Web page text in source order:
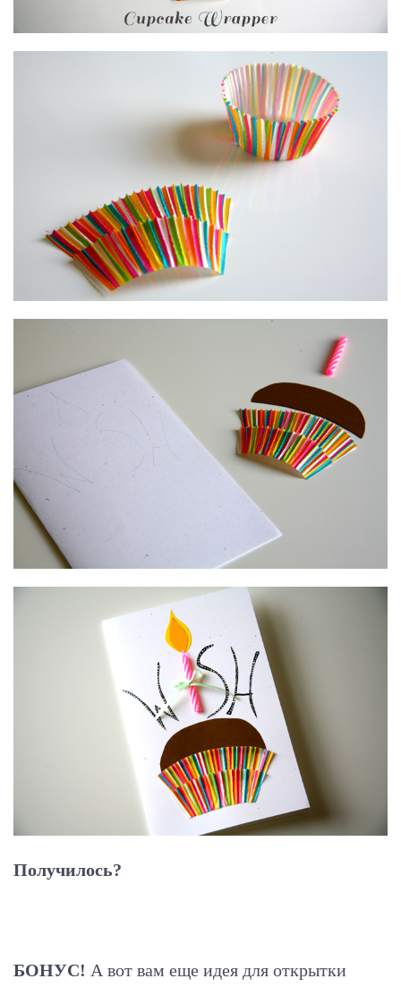
Получилось?
БОНУС! А вот вам еще идея для открытки